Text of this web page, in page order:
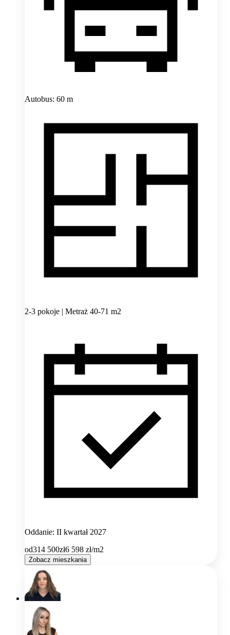
Autobus: 60 m
2-3 pokoje | Metraż 40-71 m2
Oddanie: II kwartał 2027
od314 500zł6 598 zł/m2
Zobacz mieszkania